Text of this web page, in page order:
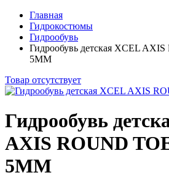
Главная
Гидрокостюмы
Гидрообувь
Гидрообувь детская XCEL
5MM
Товар отсутствует
Гидрообувь
AXIS ROUND
5MM